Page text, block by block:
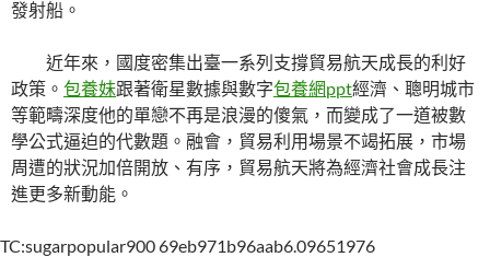
發射船。
近年來，國度密集出臺一系列支撐貿易航天成長的利好
政策。 包養妹跟著衛星數據與數字包養網ppt經濟、聰明城市
等範疇深度他的單戀不再是浪漫的傻氣，而變成了一道被數
學公式逼迫的代數題。融會，貿易利用場景不竭拓展，市場
周遭的狀況加倍開放、有序，貿易航天將為經濟社會成長注
進更多新動能。
TC:sugarpopular900 69eb971b96aab6.09651976